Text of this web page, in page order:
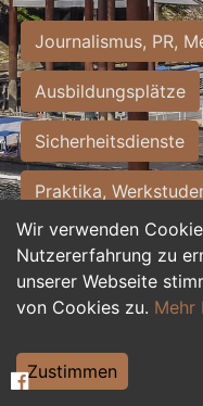
Wir verwenden
Nutzererfahrung zu
unserer Webseite
von Cookies zu. Mehr
Zustimmen
Journalismus, PR,
Ausbildungsplätze
Sicherheitsdienste
Praktika,
Personalwesen
Hilfskräfte,
Weiterbildung,